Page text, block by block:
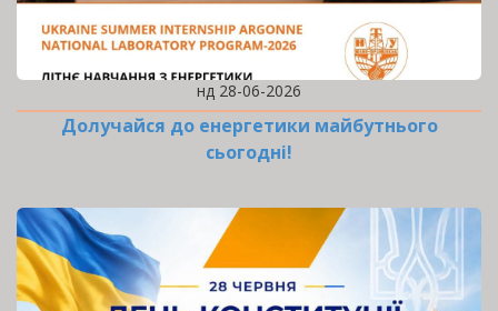
нд 28-06-2026
Долучайся до енергетики майбутнього
сьогодні!